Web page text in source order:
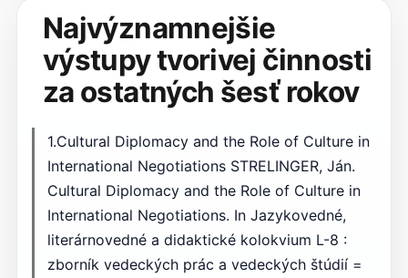
Najvýznamnejšie
výstupy tvorivej činnosti
za ostatných šesť rokov
1.Cultural Diplomacy and the Role of Culture in
International Negotiations STRELINGER, Ján.
Cultural Diplomacy and the Role of Culture in
International Negotiations. In Jazykovedné,
literárnovedné a didaktické kolokvium L-8 :
zborník vedeckých prác a vedeckých štúdií =